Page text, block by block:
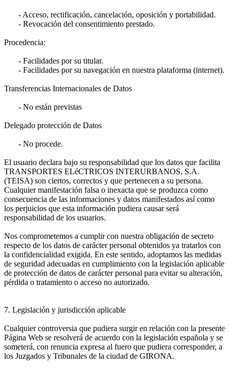
- Acceso, rectificación, cancelación, oposición y portabilidad.
- Revocación del consentimiento prestado.
Procedencia:
- Facilidades por su titular.
- Facilidades por su navegación en nuestra plataforma (internet).
Transferencias Internacionales de Datos
- No están previstas
Delegado protección de Datos
- No procede.
El usuario declara bajo su responsabilidad que los datos que facilita
TRANSPORTES ELéCTRICOS INTERURBANOS, S.A.
(TEISA) son ciertos, correctos y que pertenecen a su persona.
Cualquier manifestación falsa o inexacta que se produzca como
consecuencia de las informaciones y datos manifestados así como
los perjuicios que esta información pudiera causar será
responsabilidad de los usuarios.
Nos comprometemos a cumplir con nuestra obligación de secreto
respecto de los datos de carácter personal obtenidos ya tratarlos con
la confidencialidad exigida. En este sentido, adoptamos las medidas
de seguridad adecuadas en cumplimiento con la legislación aplicable
de protección de datos de carácter personal para evitar su alteración,
pérdida o tratamiento o acceso no autorizado.
7. Legislación y jurisdicción aplicable
Cualquier controversia que pudiera surgir en relación con la presente
Página Web se resolverá de acuerdo con la legislación española y se
someterá, con renuncia expresa al fuero que pudiera corresponder, a
los Juzgados y Tribunales de la ciudad de GIRONA.